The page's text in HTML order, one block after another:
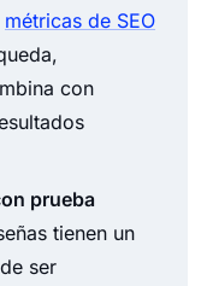
métricas de SEO
con
prueba
tienen un
ser